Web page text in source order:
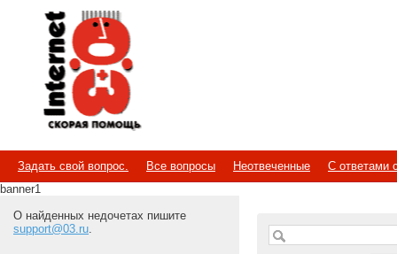
Internet
Скорая помощь
Задать свой вопрос. Все вопросы Неотвеченные
С ответами
banner1
О найденных недочетах пишите
support@03.ru.